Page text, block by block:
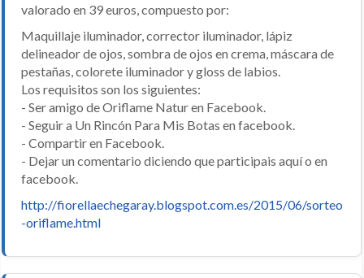
valorado en 39 euros, compuesto por:
Maquillaje iluminador, corrector iluminador, lápiz
delineador de ojos, sombra de ojos en crema, máscara de
pestañas, colorete iluminador y gloss de labios.
Los requisitos son los siguientes:
- Ser amigo de Oriflame Natur en Facebook.
- Seguir a Un Rincón Para Mis Botas en facebook.
- Compartir en Facebook.
- Dejar un comentario diciendo que participais aquí o en
facebook.
http://fiorellaechegaray.blogspot.com.es/2015/06/sorteo
-oriflame.html